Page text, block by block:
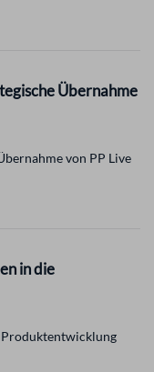
von PP Live